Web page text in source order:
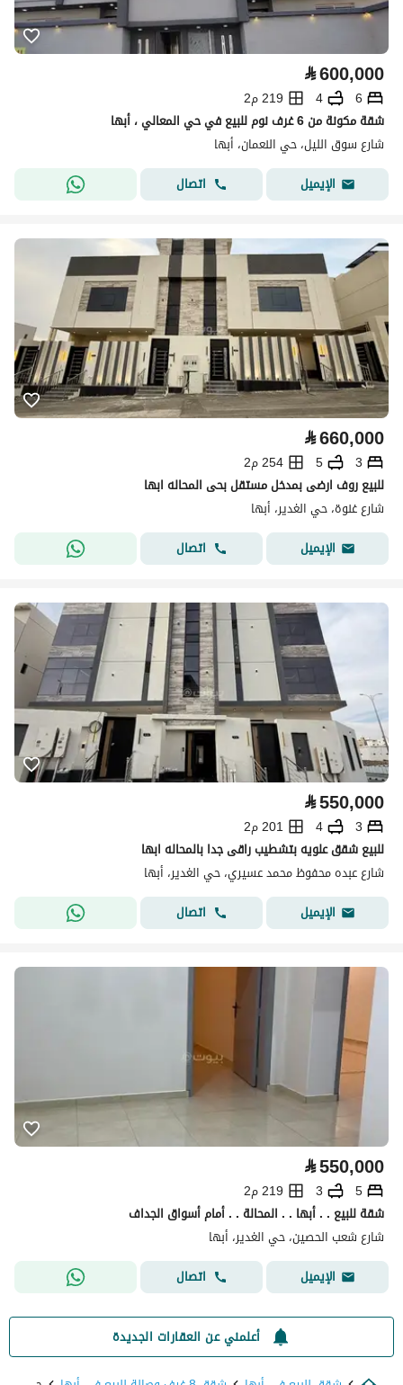
⃁600,000
6
4
219 م2
شقة مكونة من 6 غرف نوم للبيع في حي المعالي ، أبها
شارع سوق الليل، حي النعمان، أبها
الإيميل
اتصال
⃁660,000
3
5
254 م2
للبيع روف ارضى بمدخل مستقل بحى المحاله ابها
شارع غنوة، حي الغدير، أبها
الإيميل
اتصال
⃁550,000
3
4
201 م2
للبيع شقق علويه بتشطيب راقى جدا بالمحاله ابها
شارع عبده محفوظ محمد عسيري، حي الغدير، أبها
الإيميل
اتصال
⃁550,000
5
3
219 م2
شقة للبيع . . أبها . . المحالة . . أمام أسواق الجداف
شارع شعب الحصين، حي الغدير، أبها
الإيميل
اتصال
أعلمني عن العقارات الجديدة